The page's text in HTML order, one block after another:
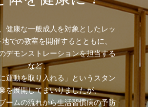
健康な一般成人を対象としたレッ
での教室を開催するとともに、
デモンストレーションを担当する
など、
運動を取り入れる」というスタン
を展開してまいりましたが、
ームの流れから生活習慣病の予防